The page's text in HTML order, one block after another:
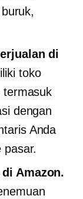
di
toko
termasuk
dengan
Anda
pasar.
Amazon.